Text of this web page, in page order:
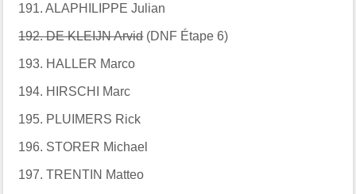
191. ALAPHILIPPE Julian
192. DE KLEIJN Arvid(DNF Étape 6)
193. HALLER Marco
194. HIRSCHI Marc
195. PLUIMERS Rick
196. STORER Michael
197. TRENTIN Matteo